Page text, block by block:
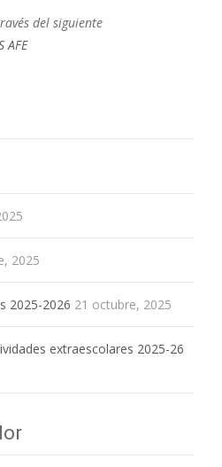
del siguiente
AFE
2025
2025-2026 21 octubre, 2025
extraescolares 2025-26